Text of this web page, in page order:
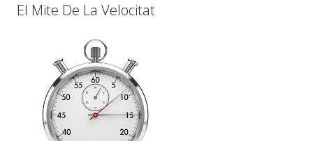
El Mite De La Velocitat